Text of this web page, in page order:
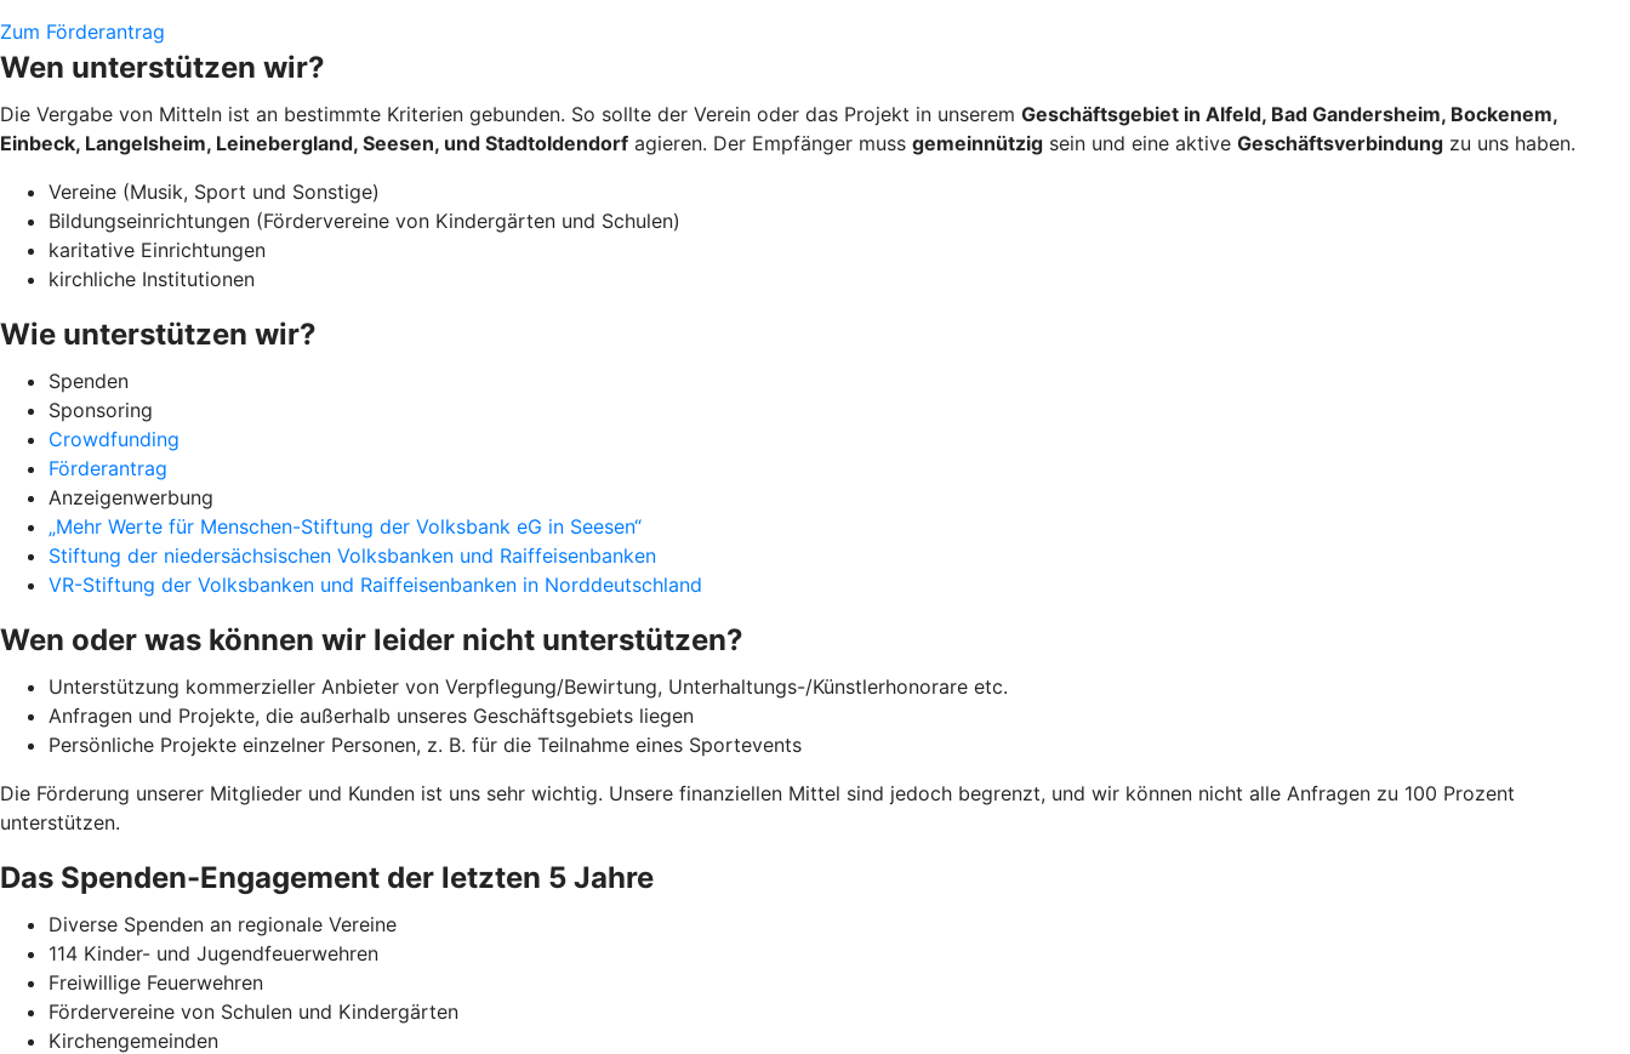
Zum Förderantrag
Wen unterstützen wir?
Die Vergabe von Mitteln ist an bestimmte Kriterien gebunden. So sollte der Verein oder das Projekt in unserem Geschäftsgebiet in Alfeld, Bad Gandersheim, Bockenem,
Einbeck, Langelsheim, Leinebergland, Seesen, und Stadtoldendorf agieren. Der Empfänger muss gemeinnützig sein und eine aktive Geschäftsverbindung zu uns haben.
Vereine (Musik, Sport und Sonstige)
Bildungseinrichtungen (Fördervereine von Kindergärten und Schulen)
karitative Einrichtungen
kirchliche Institutionen
Wie unterstützen wir?
Spenden
Sponsoring
Crowdfunding
Förderantrag
Anzeigenwerbung
„Mehr Werte für Menschen-Stiftung der Volksbank eG in Seesen“
Stiftung der niedersächsischen Volksbanken und Raiffeisenbanken
VR-Stiftung der Volksbanken und Raiffeisenbanken in Norddeutschland
Wen oder was können wir leider nicht unterstützen?
Unterstützung kommerzieller Anbieter von Verpflegung/Bewirtung, Unterhaltungs-/Künstlerhonorare etc.
Anfragen und Projekte, die außerhalb unseres Geschäftsgebiets liegen
Persönliche Projekte einzelner Personen, z. B. für die Teilnahme eines Sportevents
Die Förderung unserer Mitglieder und Kunden ist uns sehr wichtig. Unsere finanziellen Mittel sind jedoch begrenzt, und wir können nicht alle Anfragen zu 100 Prozent
unterstützen.
Das Spenden-Engagement der letzten 5 Jahre
Diverse Spenden an regionale Vereine
114 Kinder- und Jugendfeuerwehren
Freiwillige Feuerwehren
Fördervereine von Schulen und Kindergärten
Kirchengemeinden